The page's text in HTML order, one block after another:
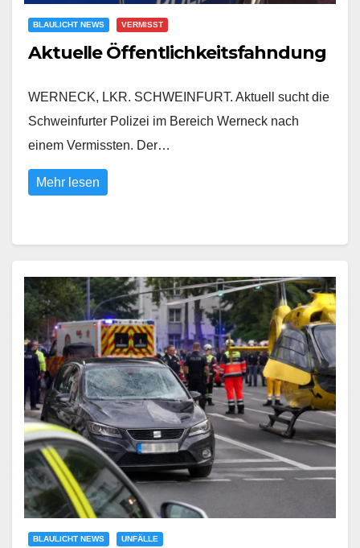
BLAULICHT NEWS VERMISST
Aktuelle Öffentlichkeitsfahndung
WERNECK, LKR. SCHWEINFURT. Aktuell sucht die
Schweinfurter Polizei im Bereich Werneck nach
einem Vermissten. Der…
Mehr lesen
BLAULICHT NEWS UNFÄLLE